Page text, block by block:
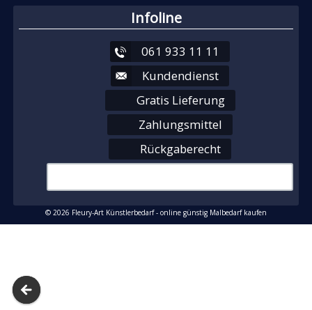
Infoline
061 933 11 11
Kundendienst
Gratis Lieferung
Zahlungsmittel
Rückgaberecht
© 2026 Fleury-Art Künstlerbedarf - online günstig Malbedarf kaufen